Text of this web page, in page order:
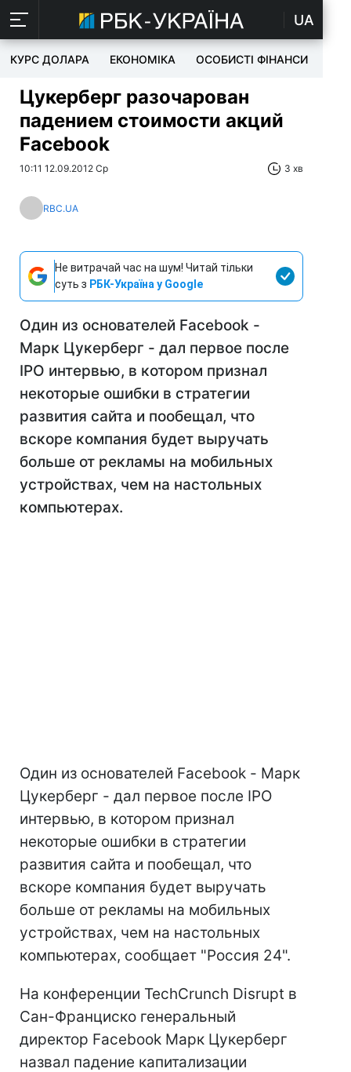
UA
КУРС ДОЛАРА ЕКОНОМІКА ОСОБИСТІ ФІНАНСИ
Цукерберг разочарован
падением стоимости акций
Facebook
10:11 12.09.2012 Ср 3 хв
RBC.UA
Не витрачай час на шум! Читай тільки
суть з РБК-Україна у Google
Один из основателей Facebook -
Марк Цукерберг - дал первое после
IPO интервью, в котором признал
некоторые ошибки в стратегии
развития сайта и пообещал, что
вскоре компания будет выручать
больше от рекламы на мобильных
устройствах, чем на настольных
компьютерах.
Один из основателей Facebook - Марк
Цукерберг - дал первое после IPO
интервью, в котором признал
некоторые ошибки в стратегии
развития сайта и пообещал, что
вскоре компания будет выручать
больше от рекламы на мобильных
устройствах, чем на настольных
компьютерах, сообщает "Россия 24".
На конференции TechCrunch Disrupt в
Сан-Франциско генеральный
директор Facebook Марк Цукерберг
назвал падение капитализации